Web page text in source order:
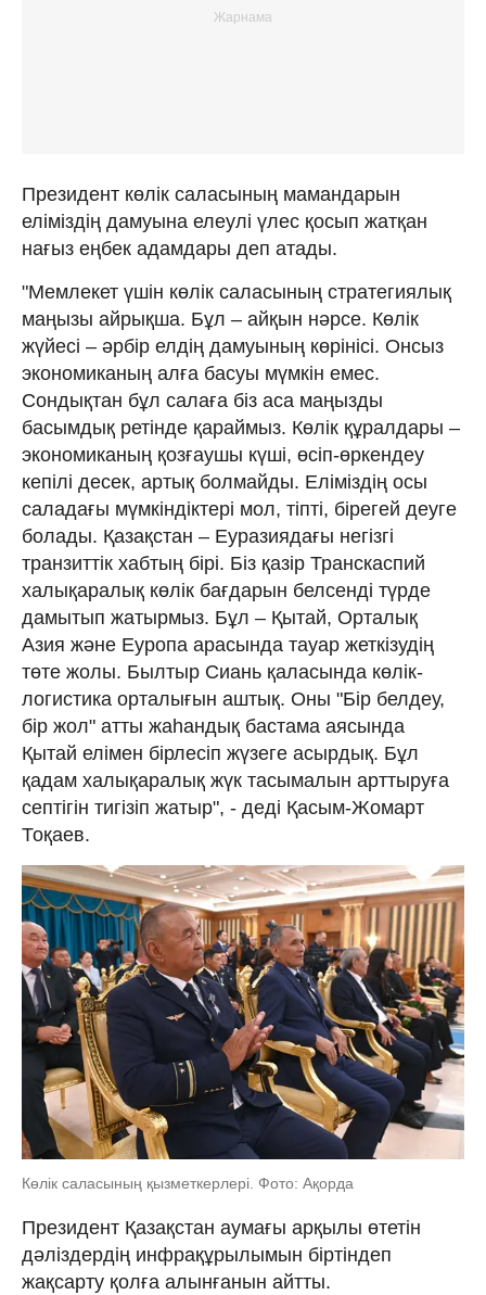
Президент көлік саласының мамандарын
еліміздің дамуына елеулі үлес қосып жатқан
нағыз еңбек адамдары деп атады.
"Мемлекет үшін көлік саласының стратегиялық
маңызы айрықша. Бұл – айқын нәрсе. Көлік
жүйесі – әрбір елдің дамуының көрінісі. Онсыз
экономиканың алға басуы мүмкін емес.
Сондықтан бұл салаға біз аса маңызды
басымдық ретінде қараймыз. Көлік құралдары –
экономиканың қозғаушы күші, өсіп-өркендеу
кепілі десек, артық болмайды. Еліміздің осы
саладағы мүмкіндіктері мол, тіпті, бірегей деуге
болады. Қазақстан – Еуразиядағы негізгі
транзиттік хабтың бірі. Біз қазір Транскаспий
халықаралық көлік бағдарын белсенді түрде
дамытып жатырмыз. Бұл – Қытай, Орталық
Азия және Еуропа арасында тауар жеткізудің
төте жолы. Былтыр Сиань қаласында көлік-
логистика орталығын аштық. Оны "Бір белдеу,
бір жол" атты жаһандық бастама аясында
Қытай елімен бірлесіп жүзеге асырдық. Бұл
қадам халықаралық жүк тасымалын арттыруға
септігін тигізіп жатыр", - деді Қасым-Жомарт
Тоқаев.
Көлік саласының қызметкерлері. Фото: Ақорда
Президент Қазақстан аумағы арқылы өтетін
дәліздердің инфрақұрылымын біртіндеп
жақсарту қолға алынғанын айтты.